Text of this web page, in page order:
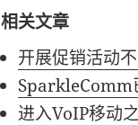
相关文章
开展促销活动
SparkleComm
进入VoIP移动